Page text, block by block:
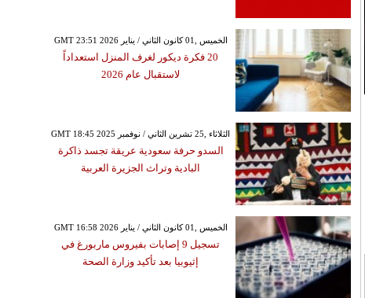
GMT 23:51 2026 الخميس ,01 كانون الثاني / يناير
20 فكرة ديكور لغرف المنزل استعداداً
لاستقبال عام 2026
GMT 18:45 2025 الثلاثاء ,25 تشرين الثاني / نوفمبر
السدو حرفة سعودية عريقة تجسد ذاكرة
البادية وتراث الجزيرة العربية
GMT 16:58 2026 الخميس ,01 كانون الثاني / يناير
تسجيل 9 إصابات بفيروس ماربورغ في
إثيوبيا بعد تأكيد وزارة الصحة